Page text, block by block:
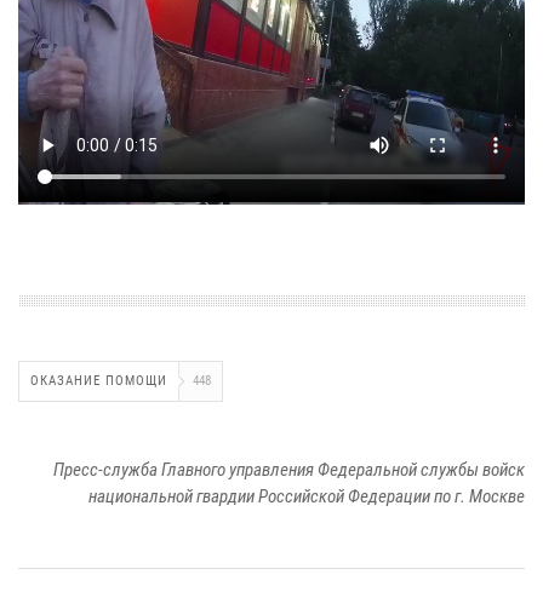
ОКАЗАНИЕ ПОМОЩИ 448
Пресс-служба Главного управления Федеральной службы войск
национальной гвардии Российской Федерации по г. Москве